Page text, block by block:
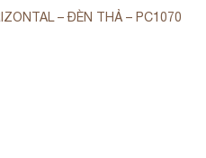
– ĐÈN THẢ – PC1070